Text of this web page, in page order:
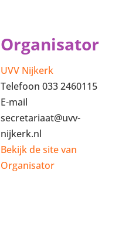
Organisator
UVV Nijkerk
Telefoon 033 2460115
E-mail
secretariaat@uvv-
nijkerk.nl
Bekijk de site van
Organisator